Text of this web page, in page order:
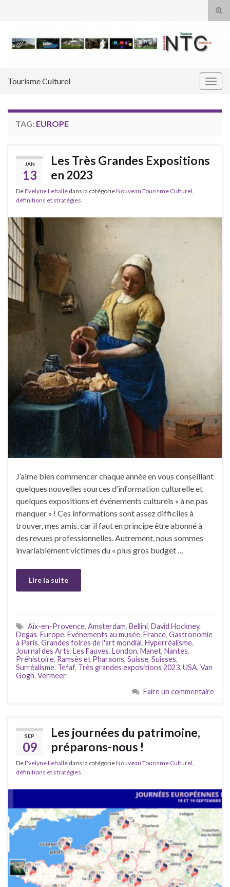
Tourisme Culturel
TAG: EUROPE
JAN
13
Les Très Grandes Expositions
en 2023
DeEvelyne Lehalle dans la catégorieNouveau Tourisme Culturel,
définitions et stratégies
J’aime bien commencer chaque année en vous conseillant
quelques nouvelles sources d’information culturelle et
quelques expositions et événements culturels « à ne pas
manquer » ! Ces informations sont assez difficiles à
trouver, mes amis, car il faut en principe être abonné à
des revues professionnelles. Autrement, nous sommes
invariablement victimes du « plus gros budget …
Lire la suite
Aix-en-Provence, Amsterdam, Bellini, David Hockney,
Degas, Europe, Evénements au musée, France, Gastronomie
à Paris, Grandes foires de l'art mondial, Hyperréalisme,
Journal des Arts, Les Fauves, London, Manet, Nantes,
Préhistoire, Ramsès et Pharaons, Suisse, Suisses,
Surréalisme, Tefaf, Très grandes expositions 2023, USA, Van
Gogh, Vermeer
Faire un commentaire
SEP
09
Les journées du patrimoine,
préparons-nous !
DeEvelyne Lehalle dans la catégorieNouveau Tourisme Culturel,
définitions et stratégies